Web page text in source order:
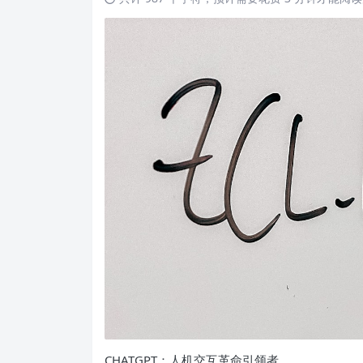
CHATGPT：人机交互革命引领者